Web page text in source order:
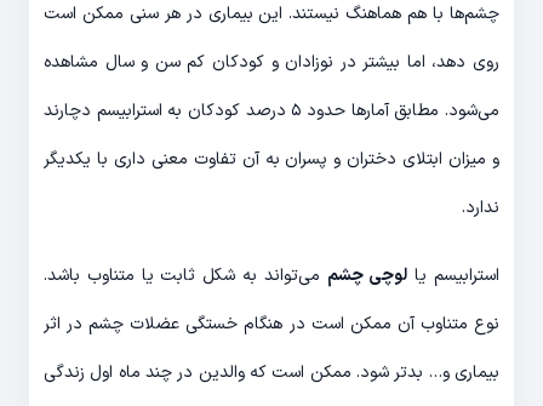
چشم‌ها با هم هماهنگ نیستند. این بیماری در هر سنی ممکن است
روی دهد، اما بیشتر در نوزادان و کودکان کم سن و سال مشاهده
می‌شود. مطابق آمارها حدود ۵ درصد کودکان به استرابیسم دچارند
و میزان ابتلای دختران و پسران به آن تفاوت معنی داری با یکدیگر
ندارد.
استرابیسم یا لوچی چشم می‌تواند به شکل ثابت یا متناوب باشد.
نوع متناوب آن ممکن است در هنگام خستگی عضلات چشم در اثر
بیماری و… بدتر ‌شود. ممکن است که والدین در چند ماه اول زندگی